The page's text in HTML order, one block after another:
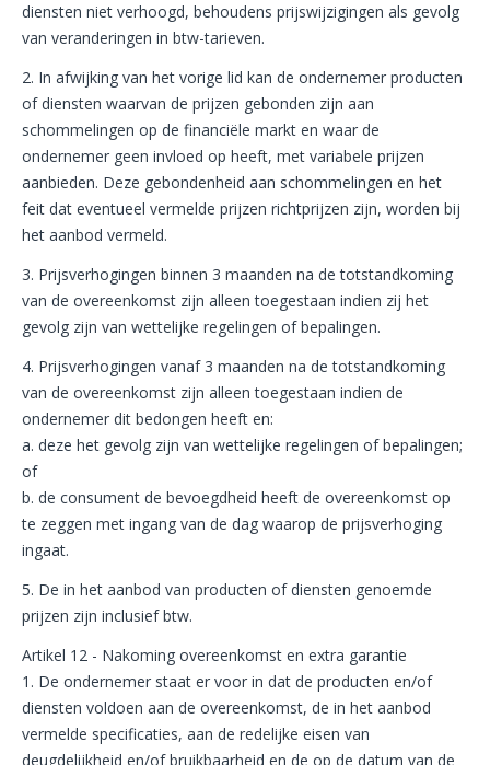
diensten niet verhoogd, behoudens prijswijzigingen als gevolg
van veranderingen in btw-tarieven.
2. In afwijking van het vorige lid kan de ondernemer producten
of diensten waarvan de prijzen gebonden zijn aan
schommelingen op de financiële markt en waar de
ondernemer geen invloed op heeft, met variabele prijzen
aanbieden. Deze gebondenheid aan schommelingen en het
feit dat eventueel vermelde prijzen richtprijzen zijn, worden bij
het aanbod vermeld.
3. Prijsverhogingen binnen 3 maanden na de totstandkoming
van de overeenkomst zijn alleen toegestaan indien zij het
gevolg zijn van wettelijke regelingen of bepalingen.
4. Prijsverhogingen vanaf 3 maanden na de totstandkoming
van de overeenkomst zijn alleen toegestaan indien de
ondernemer dit bedongen heeft en:
a. deze het gevolg zijn van wettelijke regelingen of bepalingen;
of
b. de consument de bevoegdheid heeft de overeenkomst op
te zeggen met ingang van de dag waarop de prijsverhoging
ingaat.
5. De in het aanbod van producten of diensten genoemde
prijzen zijn inclusief btw.
Artikel 12 - Nakoming overeenkomst en extra garantie
1. De ondernemer staat er voor in dat de producten en/of
diensten voldoen aan de overeenkomst, de in het aanbod
vermelde specificaties, aan de redelijke eisen van
deugdelijkheid en/of bruikbaarheid en de op de datum van de